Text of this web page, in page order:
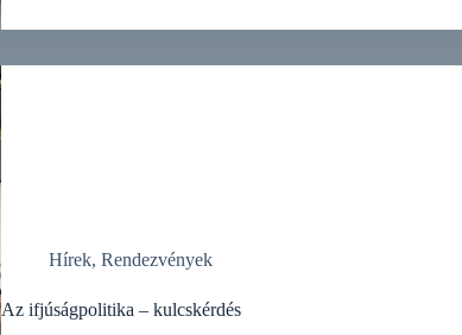
Hírek, Rendezvények
Az ifjúságpolitika – kulcskérdés